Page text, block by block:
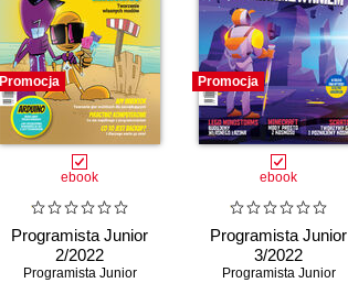
Promocja
ebook
Programista Junior
2/2022
Programista Junior
Promocja
ebook
Programista Junior
3/2022
Programista Junior